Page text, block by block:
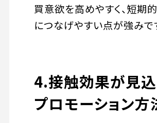
買意欲を高めやすく、短期
につなげやすい点が強みで
4.接触効果が見
プロモーション方